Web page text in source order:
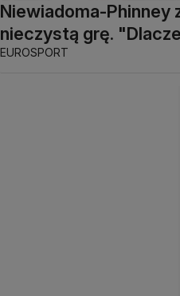
Niewiadoma-Phinney
nieczystą grę.
EUROSPORT